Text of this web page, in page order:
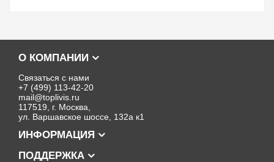
О КОМПАНИИ
Связаться с нами
+7 (499) 113-42-20
mail@toplivis.ru
117519, г. Москва,
ул. Варшавское шоссе, 132а к1
ИНФОРМАЦИЯ
ПОДДЕРЖКА